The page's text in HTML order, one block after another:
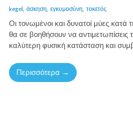
kegel, άσκηση, εγκυμοσύνη, τοκετός
Οι τονωμένοι και δυνατοί μύες κατά
θα σε βοηθήσουν να αντιμετωπίσεις
καλύτερη φυσική κατάσταση και
Περισσότερα →